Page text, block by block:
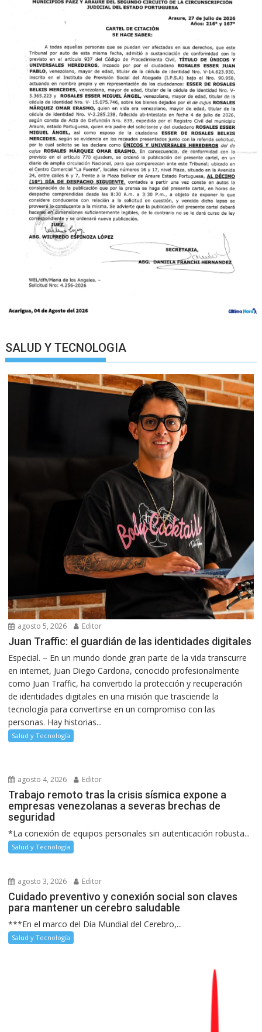
SALUD Y TECNOLOGIA
agosto 5, 2026 Editor
Juan Traffic: el guardián de las identidades digitales
Especial. – En un mundo donde gran parte de la vida transcurre
en internet, Juan Diego Cardona, conocido profesionalmente
como Juan Traffic, ha convertido la protección y recuperación
de identidades digitales en una misión que trasciende la
tecnología para convertirse en un compromiso con las
personas. Hay historias...
Salud y Tecnología
agosto 4, 2026 Editor
Trabajo remoto tras la crisis sísmica expone a
empresas venezolanas a severas brechas de
seguridad
*La conexión de equipos personales sin autenticación robusta...
Salud y Tecnología
agosto 3, 2026 Editor
Cuidado preventivo y conexión social son claves
para mantener un cerebro saludable
***En el marco del Día Mundial del Cerebro,...
Salud y Tecnología